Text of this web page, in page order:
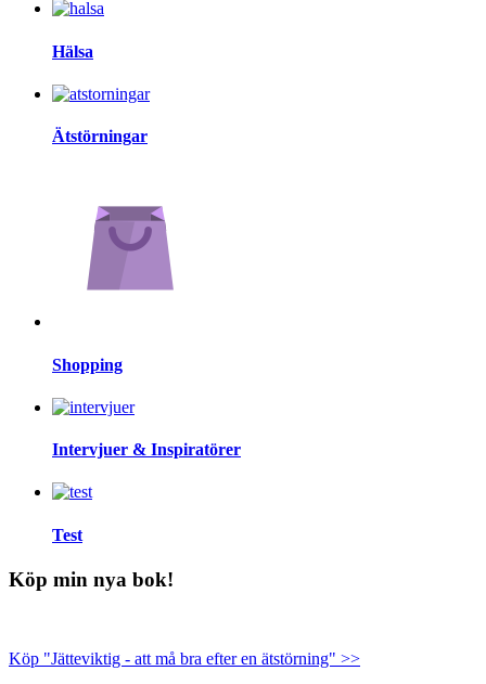
Hälsa
Ätstörningar
Shopping
Intervjuer & Inspiratörer
Test
Köp min nya bok!
Köp "Jätteviktig - att må bra efter en ätstörning" >>